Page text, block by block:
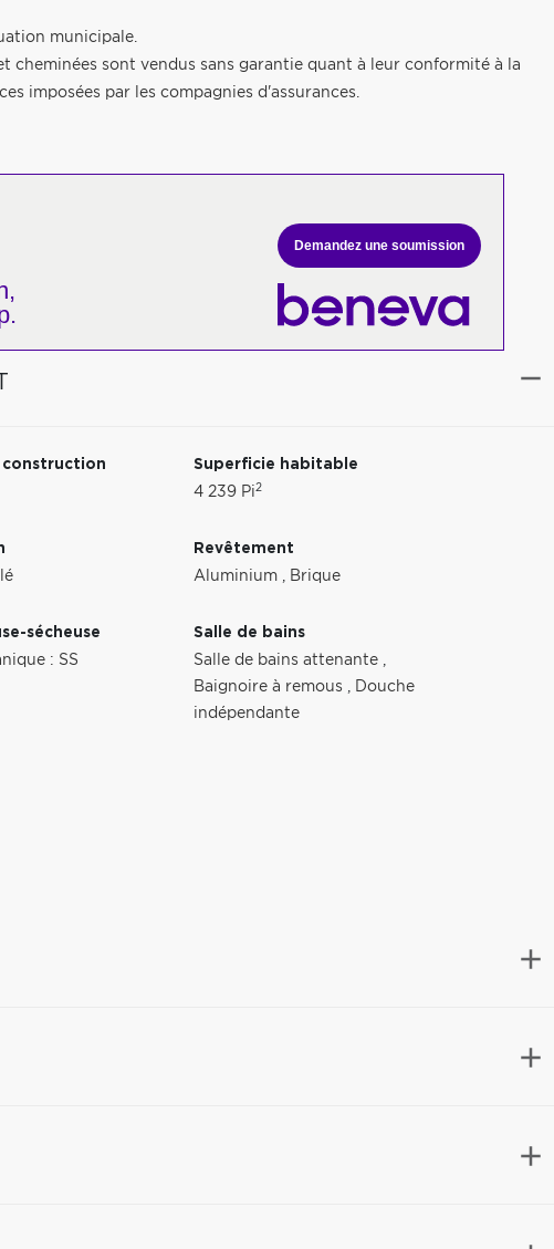
municipale.
cheminées sont vendus sans garantie quant à leur conformité à la
imposées par les compagnies d'assurances.
Demandez une soumission
construction
Superficie habitable
4 239 Pi2
Revêtement
Aluminium , Brique
sécheuse
: SS
Salle de bains
Salle de bains attenante ,
Baignoire à remous , Douche
indépendante